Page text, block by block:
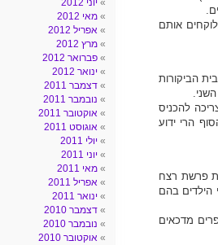
אותם
הביקורות
להכניס
הרי ידוע
פרשת רצח
שני הילדים בהם
מדכאים
יוני 2012
מאי 2012
אפריל 2012
מרץ 2012
פברואר 2012
ינואר 2012
דצמבר 2011
נובמבר 2011
אוקטובר 2011
אוגוסט 2011
יולי 2011
יוני 2011
מאי 2011
אפריל 2011
ינואר 2011
דצמבר 2010
נובמבר 2010
אוקטובר 2010